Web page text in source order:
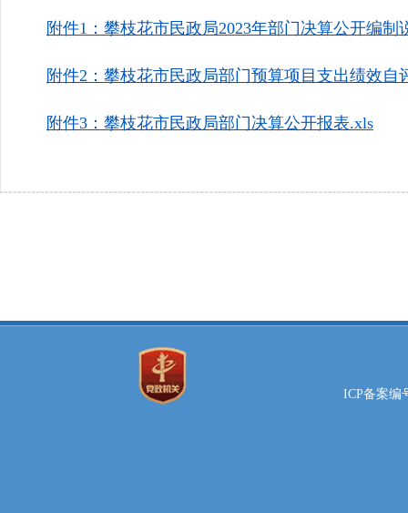
附件1：攀枝花市民政局2023年部门决算公开编制
附件2：攀枝花市民政局部门预算项目支出绩效自
附件3：攀枝花市民政局部门决算公开报表.xls
ICP备案编